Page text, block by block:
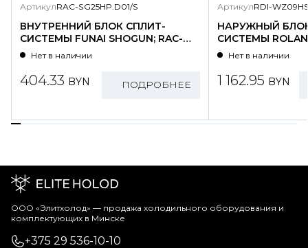
АртикулRAC-SG25HP.D01/S
ВНУТРЕННИЙ БЛОК СПЛИТ-
СИСТЕМЫ FUNAI SHOGUN; RAC-
SG25HP.D01/S
Нет в наличии
404.33 BYN ПОДРОБНЕЕ
АртикулRDI-
НАРУЖНЫЙ
СИСТЕМЫ
WZ09HSS/N1-
Нет в наличии
1 162.95 BYN
ООО «Элитхолод» ― продажа холодильного оборудования и
комплектующих в Минске
+375 29 536-10-10